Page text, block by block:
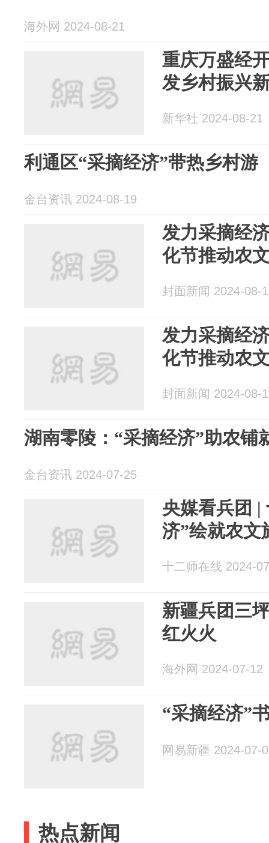
海外网 2024-08-21
重庆万盛经
发乡村振兴
新华社 2024-08-21
利通区“采摘经济”带热乡村游
金台资讯 2024-08-19
发力采摘经
化节推动农
封面新闻 2024-08-
发力采摘经
化节推动农
封面新闻 2024-08-
湖南零陵：“采摘经济”助农铺
金台资讯 2024-07-25
央媒看兵团 |
济”绘就农文
十二师在线 2024-
新疆兵团三
红火火
海外网 2024-07-12
“采摘经济”
网易新疆 2024-07-
热点新闻